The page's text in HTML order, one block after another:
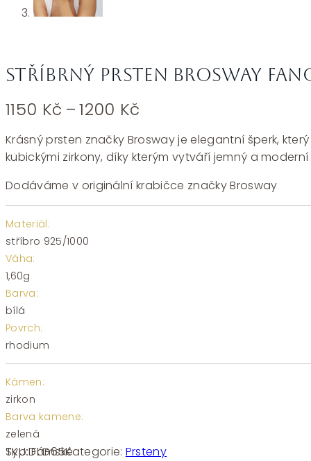
Stříbrný prsten Brosway
1150 Kč –1200 Kč
1150 Kč
až
1200 Kč
Krásný prsten značky Brosway je elegantní šperk,
kubickými zirkony, díky kterým vytváří jemný a
Dodáváme v originální krabičce značky Brosway
Materiál:
stříbro 925/1000
Váha:
1,60g
Barva:
bílá
Povrch:
rhodium
Kámen:
zirkon
Barva kamene:
zelená
SKU:FLG65Kategorie: Prsteny
Typ:Dámské